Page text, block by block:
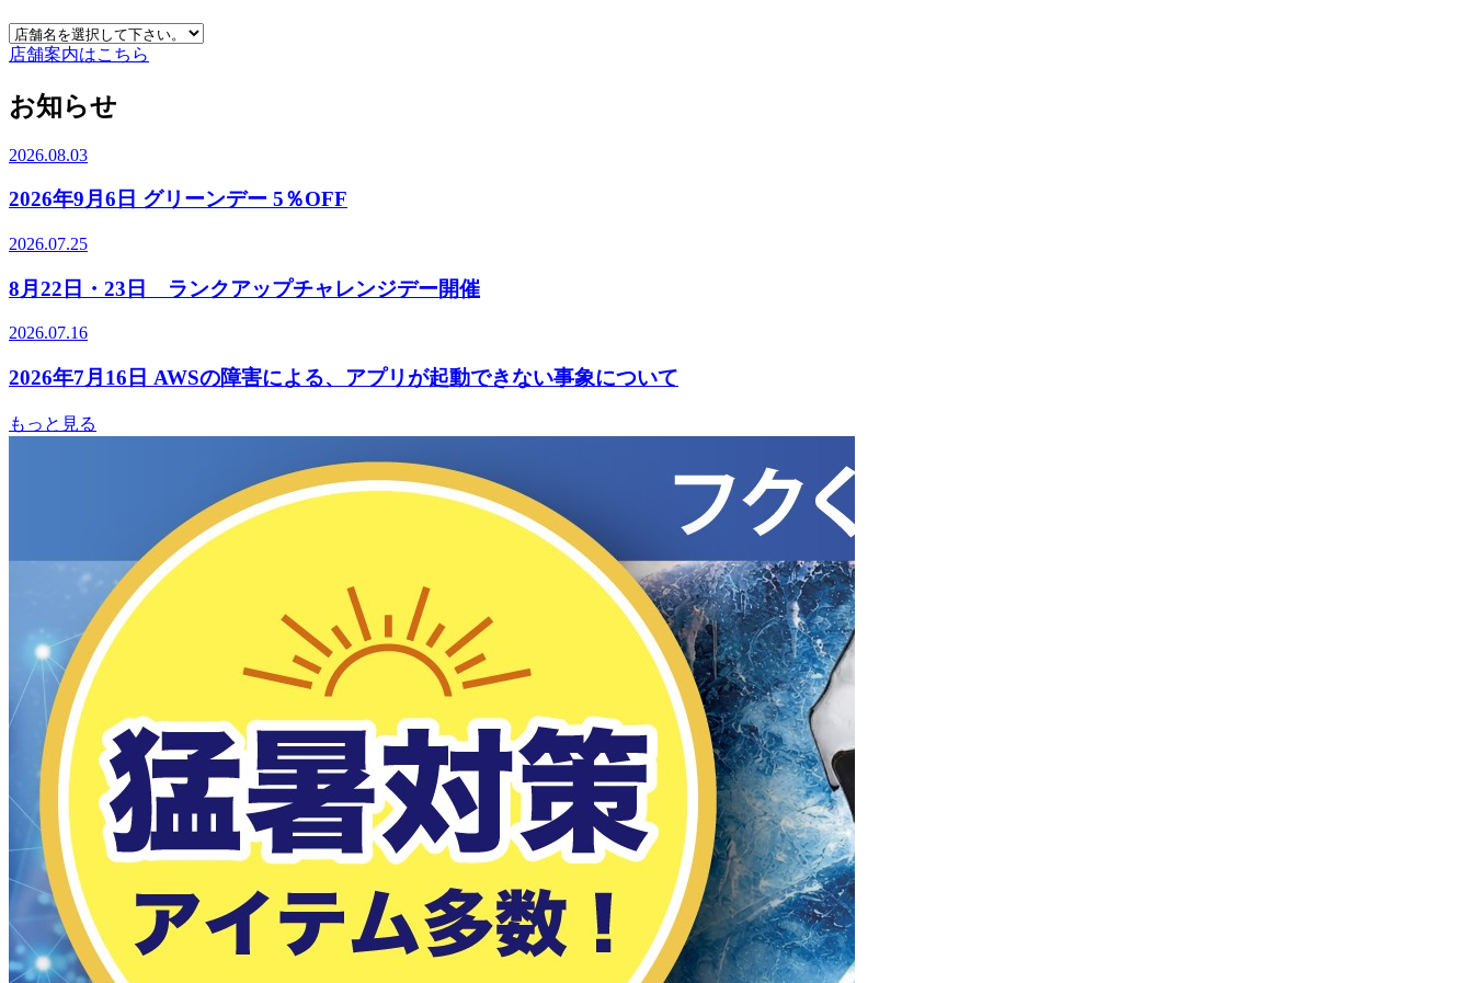
店舗案内はこちら
お知らせ
2026.08.03
2026年9月6日 グリーンデー 5％OFF
2026.07.25
8月22日・23日 ランクアップチャレンジデー開催
2026.07.16
2026年7月16日 AWSの障害による、アプリが起動できない事象について
もっと見る